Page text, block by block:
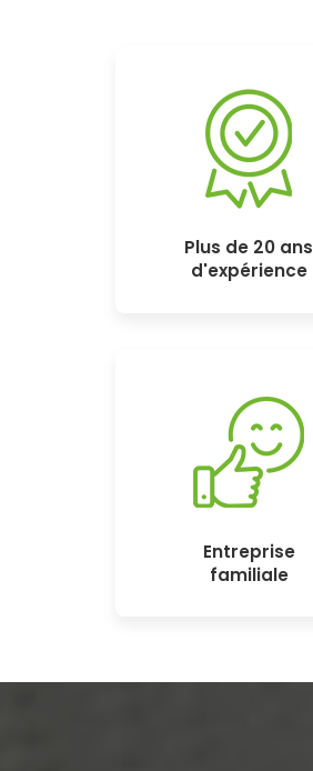
Plus de 20 ans
d'expérience
Entreprise
familiale